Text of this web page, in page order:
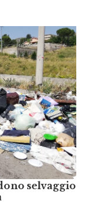
selvaggio